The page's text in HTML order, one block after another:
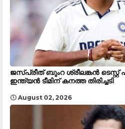
ജസ്പ്രീത് ബുംറ ശ്രീലങ്കൻ ടെസ്റ്റ്
ഇന്ത്യൻ ടീമിന് കനത്ത തിരിച്ചടി
August 02, 2026